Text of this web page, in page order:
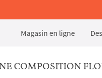
Magasin en ligne
COMPOSITION